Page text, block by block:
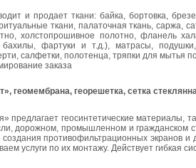
и продает ткани: байка, бортовка,
ткани, палаточная ткань, саржа,
холстопрошивное полотно, фланель
бахилы, фартуки и т.д.), матрасы,
салфетки, полотенца, тряпки для
заказа
геомембрана, георешетка, сетка
предлагает геосинтетические
дорожном, промышленном и
противофильтрационных экранов и
услуги по их монтажу. Действует гибкая